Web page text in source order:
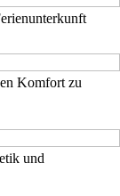
Komfort zu
und